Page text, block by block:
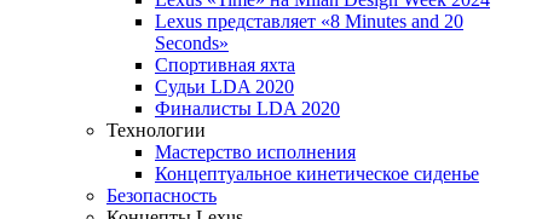
Lexus представляет «8 Minutes and 20
Seconds»
Спортивная яхта
Судьи LDA 2020
Финалисты LDA 2020
Технологии
Мастерство исполнения
Концептуальное кинетическое сиденье
Безопасность